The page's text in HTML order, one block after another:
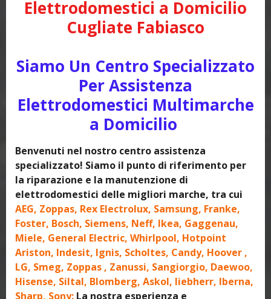
Elettrodomestici a Domicilio
Cugliate Fabiasco
Siamo Un Centro Specializzato
Per Assistenza
Elettrodomestici Multimarche
a Domicilio
Benvenuti nel nostro centro assistenza
specializzato! Siamo il punto di riferimento per
la riparazione e la manutenzione di
elettrodomestici delle migliori marche, tra cui
AEG, Zoppas, Rex Electrolux, Samsung, Franke,
Foster, Bosch, Siemens, Neff, Ikea, Gaggenau,
Miele, General Electric, Whirlpool, Hotpoint
Ariston, Indesit, Ignis, Scholtes, Candy, Hoover ,
LG, Smeg, Zoppas , Zanussi, Sangiorgio, Daewoo,
Hisense, Siltal, Blomberg, Askol, liebherr, Iberna,
Sharp, Sony: La nostra esperienza e